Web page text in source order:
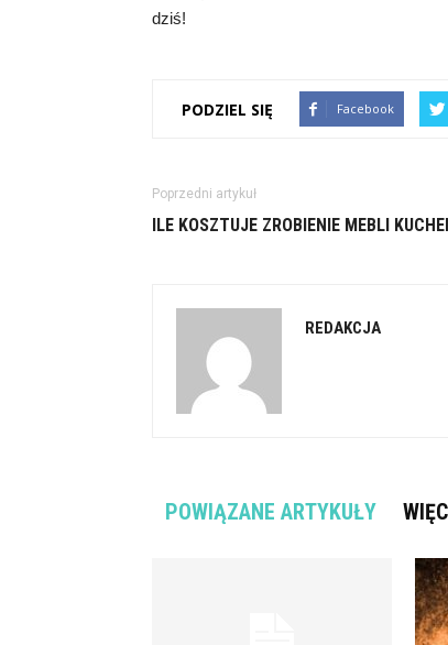
dziś!
PODZIEL SIĘ Facebook
Poprzedni artykuł
ILE KOSZTUJE ZROBIENIE MEBLI
REDAKCJA
POWIĄZANE ARTYKUŁY